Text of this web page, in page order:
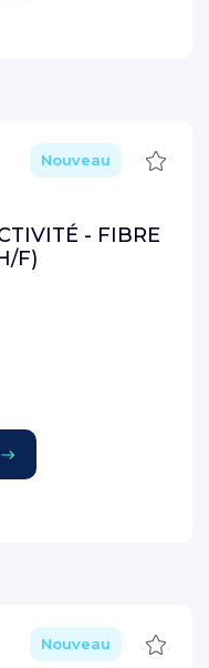
Nouveau
- FIBRE
F)
Nouveau